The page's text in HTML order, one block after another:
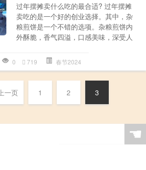
过年摆摊卖什么吃的最合适? 过年摆摊
卖吃的是一个好的创业选择。其中，杂
粮煎饼是一个不错的选项。杂粮煎饼内
外酥脆，香气四溢，口感美味，深受人
0 719 春节2024
上一页 1 2 3
☚